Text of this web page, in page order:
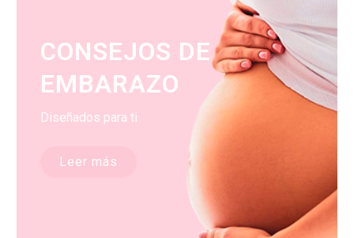
CONSEJOS DE
EMBARAZO
Diseñados para ti
Leer más